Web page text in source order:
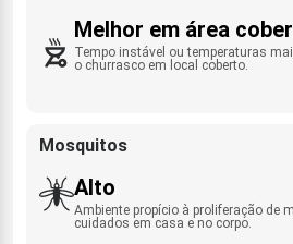
Melhor em área
Tempo instável ou temperaturas
o churrasco em local coberto.
Mosquitos
Alto
Ambiente propício à proliferação de
cuidados em casa e no corpo.